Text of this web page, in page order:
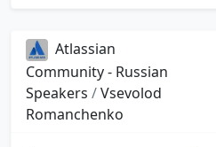
Atlassian
Community - Russian
Speakers /Vsevolod
Romanchenko